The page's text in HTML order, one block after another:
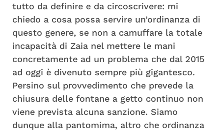
tutto da definire e da circoscrivere: mi
chiedo a cosa possa servire un’ordinanza di
questo genere, se non a camuffare la totale
incapacità di Zaia nel mettere le mani
concretamente ad un problema che dal 2015
ad oggi è divenuto sempre più gigantesco.
Persino sul provvedimento che prevede la
chiusura delle fontane a getto continuo non
viene prevista alcuna sanzione. Siamo
dunque alla pantomima, altro che ordinanza